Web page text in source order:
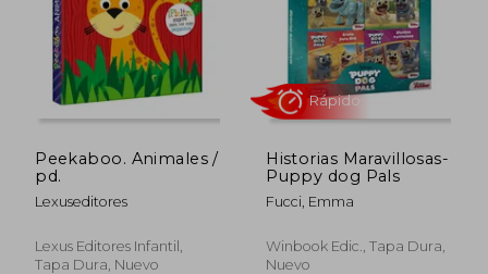
Peekaboo. Animales /
pd.
Lexuseditores
Lexus Editores Infantil,
Tapa Dura, Nuevo
Historias Maravillosas-
Puppy dog Pals
Fucci, Emma
Winbook Edic., Tapa Dura,
Nuevo